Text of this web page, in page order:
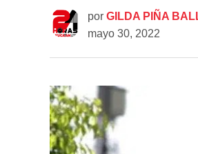
por GILDA PIÑA
mayo 30, 2022